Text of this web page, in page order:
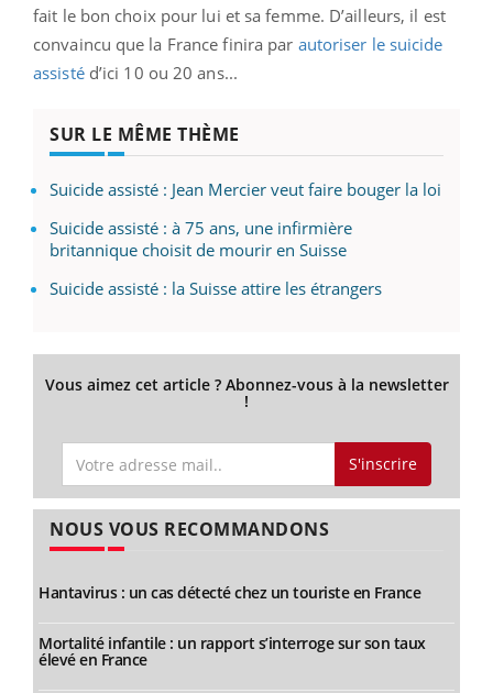
fait le bon choix pour lui et sa femme. D’ailleurs, il est
convaincu que la France finira par autoriser le suicide
assistéd’ici 10 ou 20 ans...
SUR LE MÊME THÈME
Suicide assisté : Jean Mercier veut faire bouger la loi
Suicide assisté : à 75 ans, une infirmière
britannique choisit de mourir en Suisse
Suicide assisté : la Suisse attire les étrangers
Vous aimez cet article ? Abonnez-vous à la newsletter
!
S'inscrire
NOUS VOUS RECOMMANDONS
Hantavirus : un cas détecté chez un touriste en France
Mortalité infantile : un rapport s’interroge sur son taux
élevé en France